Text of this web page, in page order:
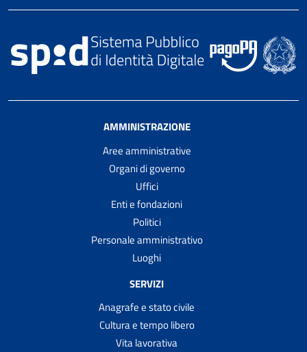
AMMINISTRAZIONE
Aree amministrative
Organi di governo
Uffici
Enti e fondazioni
Politici
Personale amministrativo
Luoghi
SERVIZI
Anagrafe e stato civile
Cultura e tempo libero
Vita lavorativa